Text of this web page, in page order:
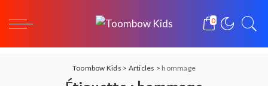
0
Toombow Kids > Articles > hommage